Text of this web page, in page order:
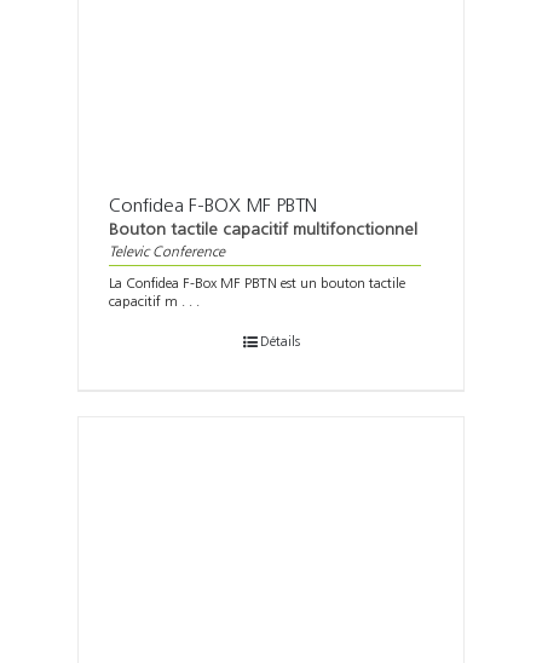
Confidea F-BOX MF PBTN
Bouton tactile capacitif multifonctionnel
Televic Conference
La Confidea F-Box MF PBTN est un bouton tactile
capacitif m . . .
Détails